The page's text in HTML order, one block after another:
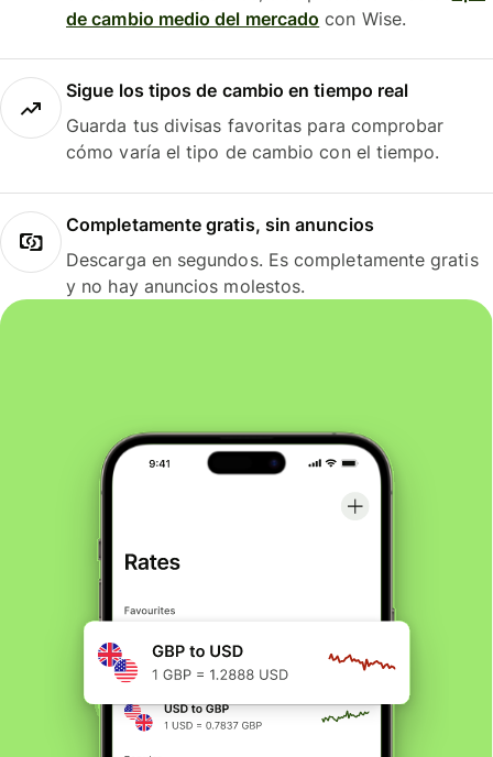
de cambio medio del mercado con Wise.
Sigue los tipos de cambio en tiempo real
Guarda tus divisas favoritas para comprobar
cómo varía el tipo de cambio con el tiempo.
Completamente gratis, sin anuncios
Descarga en segundos. Es completamente gratis
y no hay anuncios molestos.